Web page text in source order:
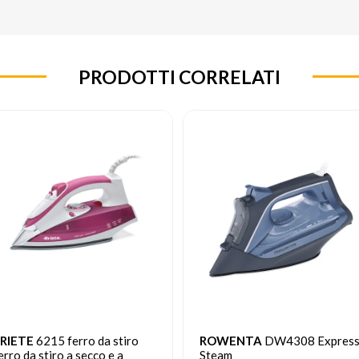
PRODOTTI CORRELATI
6215 ferro da stiro
da stiro a secco e a
ROWENTA DW4308 Express
Steam